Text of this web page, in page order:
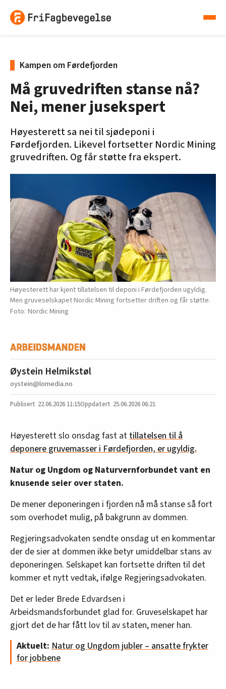
Kampen om Førdefjorden
Må gruvedriften stanse nå?
Nei, mener jusekspert
Høyesterett sa nei til sjødeponi i
Førdefjorden. Likevel fortsetter Nordic Mining
gruvedriften. Og får støtte fra ekspert.
Høyesterett har kjent tillatelsen til deponi i Førdefjorden ugyldig.
Men gruveselskapet Nordic Mining fortsetter driften og får støtte.
Nordic Mining
Øystein Helmikstøl
oystein@lomedia.no
22.06.2026 11:15 25.06.2026 06:21
Høyesterett slo onsdag fast attillatelsen til å
deponere gruvemasser i Førdefjorden, er ugyldig.
Natur og Ungdom og Naturvernforbundet vant en
knusende seier over staten.
De mener deponeringen i fjorden nå må stanse så fort
som overhodet mulig, på bakgrunn av dommen.
Regjeringsadvokaten sendte onsdag ut en kommentar
der de sier at dommen ikke betyr umiddelbar stans av
deponeringen. Selskapet kan fortsette driften til det
kommer et nytt vedtak, ifølge Regjeringsadvokaten.
Det er leder Brede Edvardsen i
Arbeidsmandsforbundet glad for. Gruveselskapet har
gjort det de har fått lov til av staten, mener han.
Aktuelt: Natur og Ungdom jubler – ansatte frykter
for jobbene